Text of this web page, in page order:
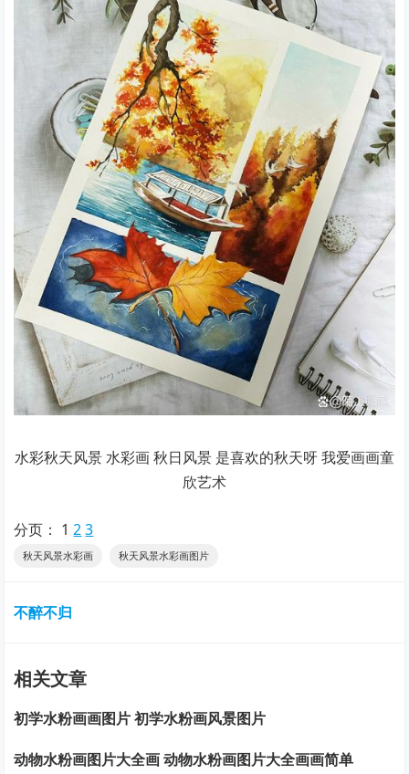
水彩秋天风景 水彩画 秋日风景 是喜欢的秋天呀 我爱画画童
欣艺术
分页： 1 2 3
秋天风景水彩画 秋天风景水彩画图片
不醉不归
相关文章
初学水粉画画图片 初学水粉画风景图片
动物水粉画图片大全画 动物水粉画图片大全画画简单